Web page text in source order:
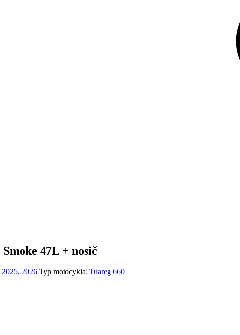
47L + nosič
2025, 2026 Typ motocykla: Tuareg 660